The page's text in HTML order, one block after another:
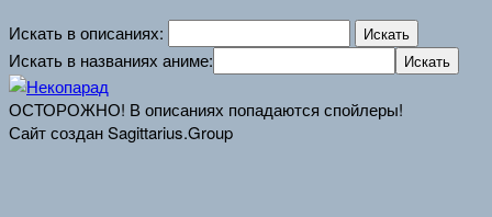
Искать в описаниях:
Искать в названиях аниме:
ОСТОРОЖНО! В описаниях попадаются спойлеры!
Сайт создан Sagittarius.Group